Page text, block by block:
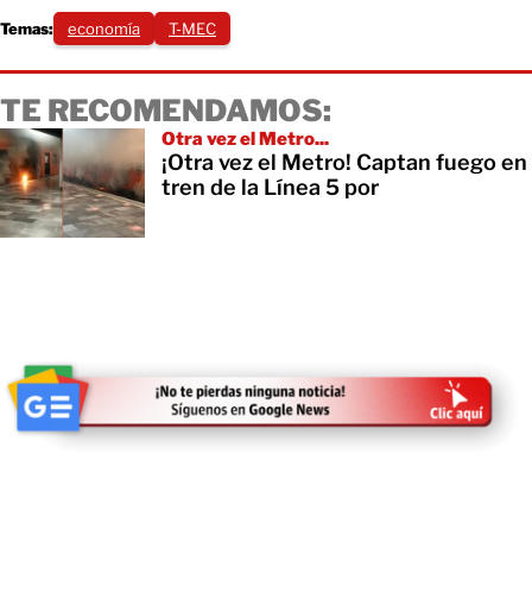
Temas: economía T-MEC
TE RECOMENDAMOS:
Otra vez el Metro...
¡Otra vez el Metro! Captan fuego en
tren de la Línea 5 por